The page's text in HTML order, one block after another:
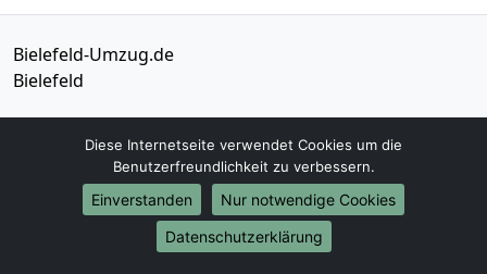
Bielefeld-Umzug.de
Bielefeld
info@bielefeld-umzug.de
Öffnungszeiten:Mo - Sa: 07:30 - 16:30 Uhr
Diese Internetseite verwendet Cookies um die
Benutzerfreundlichkeit zu verbessern.
Einverstanden
Nur notwendige Cookies
Datenschutzerklärung